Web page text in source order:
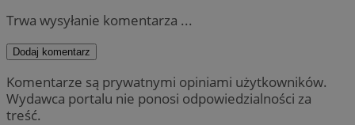
Trwa wysyłanie komentarza ...
Dodaj komentarz
Komentarze są prywatnymi opiniami użytkowników.
Wydawca portalu nie ponosi odpowiedzialności za
treść.